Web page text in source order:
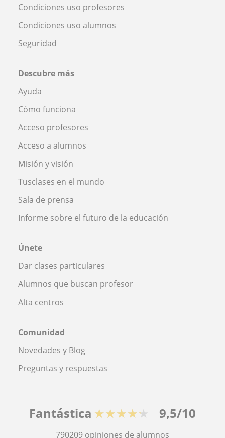
Condiciones uso profesores
Condiciones uso alumnos
Seguridad
Descubre más
Ayuda
Cómo funciona
Acceso profesores
Acceso a alumnos
Misión y visión
Tusclases en el mundo
Sala de prensa
Informe sobre el futuro de la educación
Únete
Dar clases particulares
Alumnos que buscan profesor
Alta centros
Comunidad
Novedades y Blog
Preguntas y respuestas
Fantástica ★★★★★ 9,5/10
790209 opiniones de alumnos